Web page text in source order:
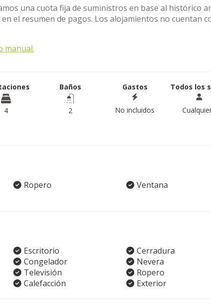
una cuota fija de suministros en base al histórico
el resumen de pagos. Los alojamientos no cuentan
manual.
4
Baños
2
Gastos
No incluidos
Todos los
Ropero
Ventana
Escritorio
Cerradura
Congelador
Nevera
Televisión
Ropero
Calefacción Exterior